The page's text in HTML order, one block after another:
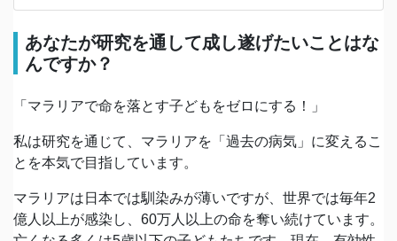
あなたが研究を通して成し遂げたいことはな
んですか？
「マラリアで命を落とす子どもをゼロにする！」
私は研究を通じて、マラリアを「過去の病気」に変えるこ
とを本気で目指しています。
マラリアは日本では馴染みが薄いですが、世界では毎年2
億人以上が感染し、60万人以上の命を奪い続けています。